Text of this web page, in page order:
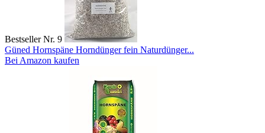
Bestseller Nr. 9
Güned Hornspäne Horndünger fein Naturdünger...
Bei Amazon kaufen